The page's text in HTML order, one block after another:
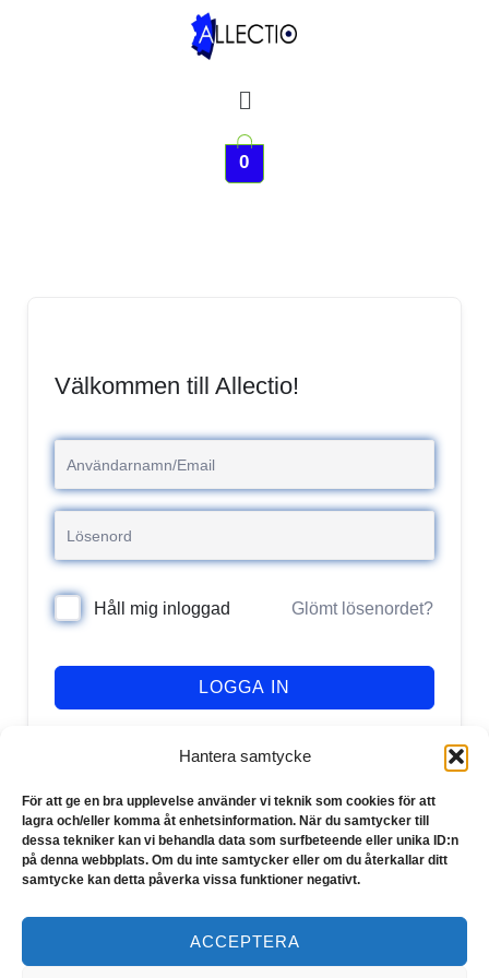
Hantera samtycke
För att ge en bra upplevelse använder vi teknik som cookies för att
lagra och/eller komma åt enhetsinformation. När du samtycker till
dessa tekniker kan vi behandla data som surfbeteende eller unika ID:n
på denna webbplats. Om du inte samtycker eller om du återkallar ditt
samtycke kan detta påverka vissa funktioner negativt.
ACCEPTERA
Meny
0
Välkommen till Allectio!
Håll mig inloggad Glömt lösenordet?
LOGGA IN